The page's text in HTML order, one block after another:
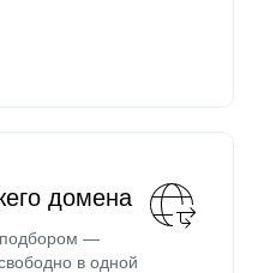
домена
подбором —
в одной